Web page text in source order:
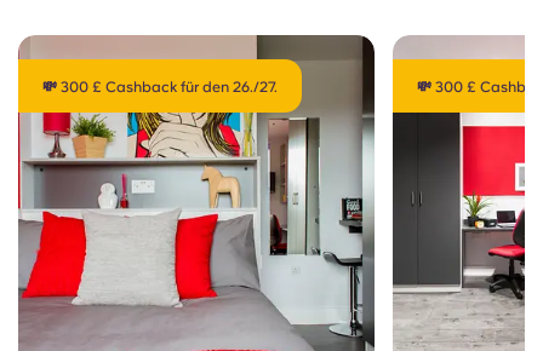
💸 300 £ Cashback für den 26./27. 💸 300 £